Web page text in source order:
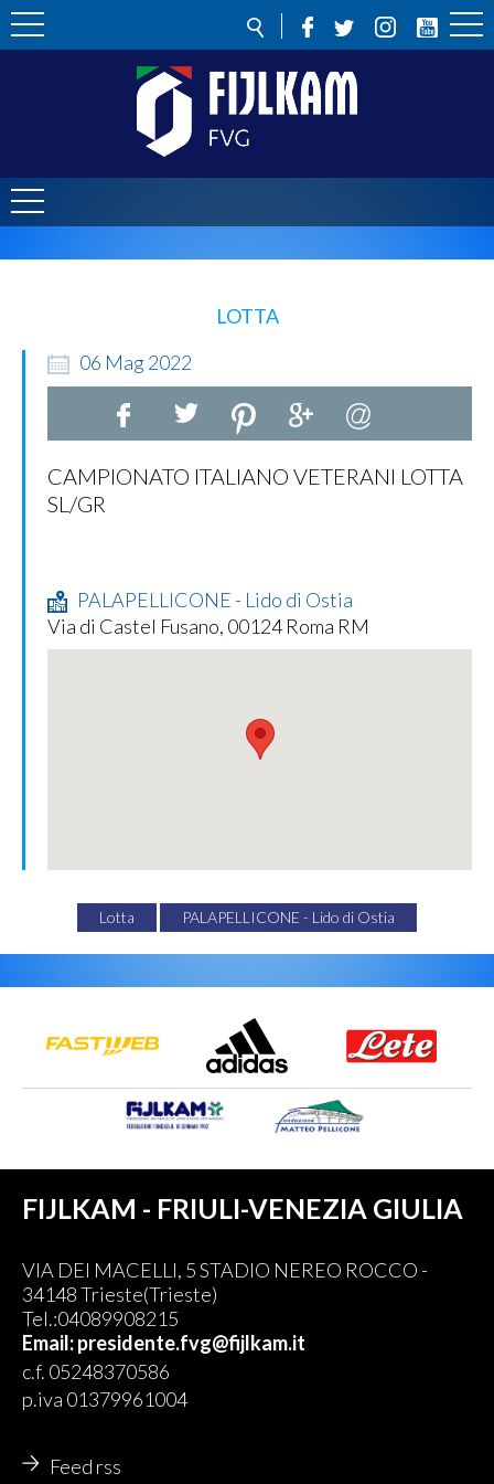
LOTTA
06 Mag2022
CAMPIONATO ITALIANO VETERANI LOTTA
SL/GR
PALAPELLICONE - Lido di Ostia
Via di Castel Fusano, 00124 Roma RM
Lotta PALAPELLICONE - Lido di Ostia
FIJLKAM - FRIULI-VENEZIA GIULIA
VIA DEI MACELLI, 5 STADIO NEREO ROCCO -
34148 Trieste(Trieste)
Tel.:04089908215
Email: presidente.fvg@fijlkam.it
c.f. 05248370586
p.iva 01379961004
Feed rss